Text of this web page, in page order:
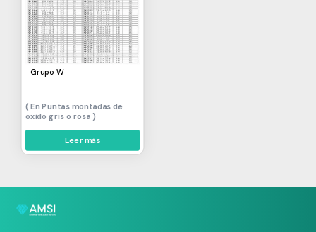
Grupo W
Puntas montadas de
oxido gris o rosa
Leer más